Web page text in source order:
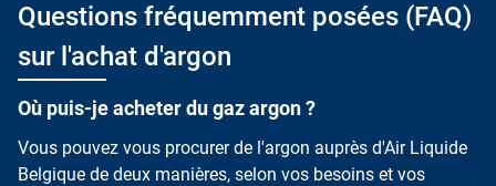
Questions fréquemment posées (FAQ)
sur l'achat d'argon
Où puis-je acheter du gaz argon ?
Vous pouvez vous procurer de l'argon auprès d'Air Liquide
Belgique de deux manières, selon vos besoins et vos